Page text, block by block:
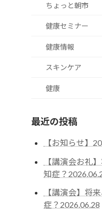
ちょっと朝市
健康セミナー
健康情報
スキンケア
健康
最近の投稿
【お知らせ】
【講演会お礼
知症？
【講演会】将
症？2026.06.28